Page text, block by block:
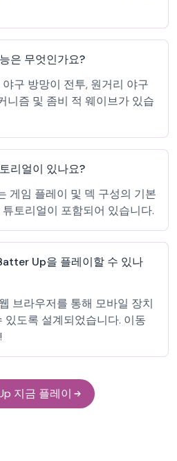
은 무엇인가요?
구 방망이 전투, 원거리 야구
니즘 및 좀비 적 웨이브가 있습
리얼이 있나요?
게임 플레이 및 덱 구성의 기본
토리얼이 포함되어 있습니다.
Up을 플레이할 수 있나
브라우저를 통해 모바일 장치
있도록 설계되었습니다. 이동
지금 플레이